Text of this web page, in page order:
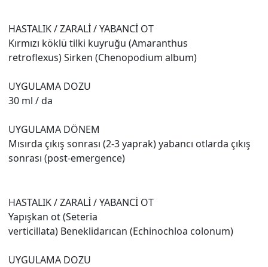
HASTALIK / ZARALİ / YABANCİ OT
Kırmızı köklü tilki kuyruğu (Amaranthus
retroflexus) Sirken (Chenopodium album)
UYGULAMA DOZU
30 ml / da
UYGULAMA DÖNEM
Mısırda çıkış sonrası (2-3 yaprak) yabancı otlarda çıkış
sonrası (post-emergence)
HASTALIK / ZARALİ / YABANCİ OT
Yapışkan ot (Seteria
verticillata) Beneklidarıcan (Echinochloa colonum)
UYGULAMA DOZU